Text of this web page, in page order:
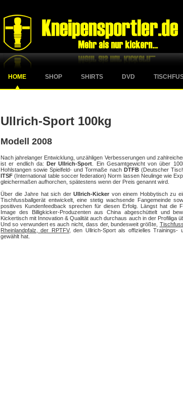
HOME SHOP SHIRTS DVD
Ullrich-Sport 100kg
Modell 2008
Nach jahrelanger Entwicklung, unzähligen Verbesserungen und
ist er endlich da:Der Ullrich-Sport . Ein Gesamtgewicht von über
Hohlstangen sowie Spielfeld- und Tormaße nach DTFB(Deutscher
ITSF (International table soccer federation) Norm lassen Neulinge wie
gleichermaßen aufhorchen, spätestens wenn der Preis genannt wird.
Über die Jahre hat sich der Ullrich-Kicker von einem Hobbytisch zu
Tischfussballgerät entwickelt, eine stetig wachsende Fangemeinde
positives Kundenfeedback sprechen für diesen Erfolg. Längst hat die
Image des Billigkicker-Produzenten aus China abgeschüttelt und
Kickertisch mit Innovation & Qualität auch durchaus auch in der Profiliga
Und so verwundert es auch nicht, dass der, bundesweit größte,
Rheinlandpfalz, der RPTFV, den Ullrich-Sport als offizielles Trainings-
gewählt hat.